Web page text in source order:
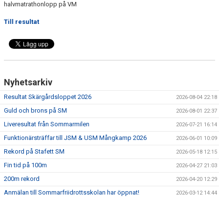
halvmatrathonlopp på VM
Till resultat
Nyhetsarkiv
Resultat Skärgårdsloppet 2026 2026-08-04 22:18
Guld och brons på SM 2026-08-01 22:37
Liveresultat från Sommarmilen 2026-07-21 16:14
Funktionärsträffar till JSM & USM Mångkamp 2026 2026-06-01 10:09
Rekord på Stafett SM 2026-05-18 12:15
Fin tid på 100m 2026-04-27 21:03
200m rekord 2026-04-20 12:29
Anmälan till Sommarfriidrottsskolan har öppnat! 2026-03-12 14:44